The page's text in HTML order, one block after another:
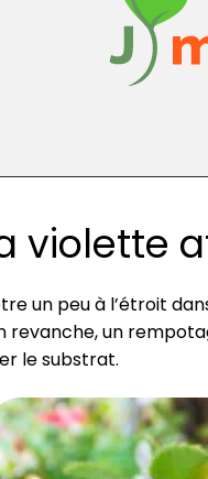
violette
un peu à l’étroit
revanche, un
le substrat.